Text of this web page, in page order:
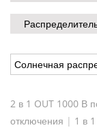
Солнечная
2 в 1 OUT 1000 В
отключения | 1 в